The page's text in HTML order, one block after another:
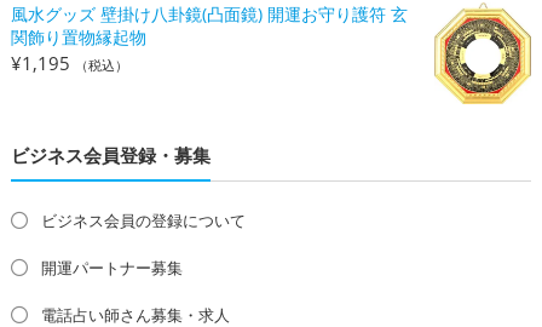
風水グッズ 壁掛け八卦鏡(凸面鏡) 開運お守り護符 玄
関飾り置物縁起物
¥1,195 （税込）
ビジネス会員登録・募集
ビジネス会員の登録について
開運パートナー募集
電話占い師さん募集・求人